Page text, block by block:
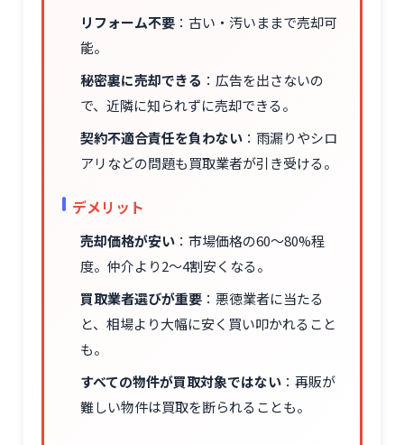
リフォーム不要 ：古い・汚いままで売却可
能。
秘密裏に売却できる ：広告を出さないの
で、近隣に知られずに売却できる。
契約不適合責任を負わない ：雨漏りやシロ
アリなどの問題も買取業者が引き受ける。
デメリット
売却価格が安い ：市場価格の60～80%程
度。仲介より2～4割安くなる。
買取業者選びが重要 ：悪徳業者に当たる
と、相場より大幅に安く買い叩かれること
も。
すべての物件が買取対象ではない ：再販が
難しい物件は買取を断られることも。